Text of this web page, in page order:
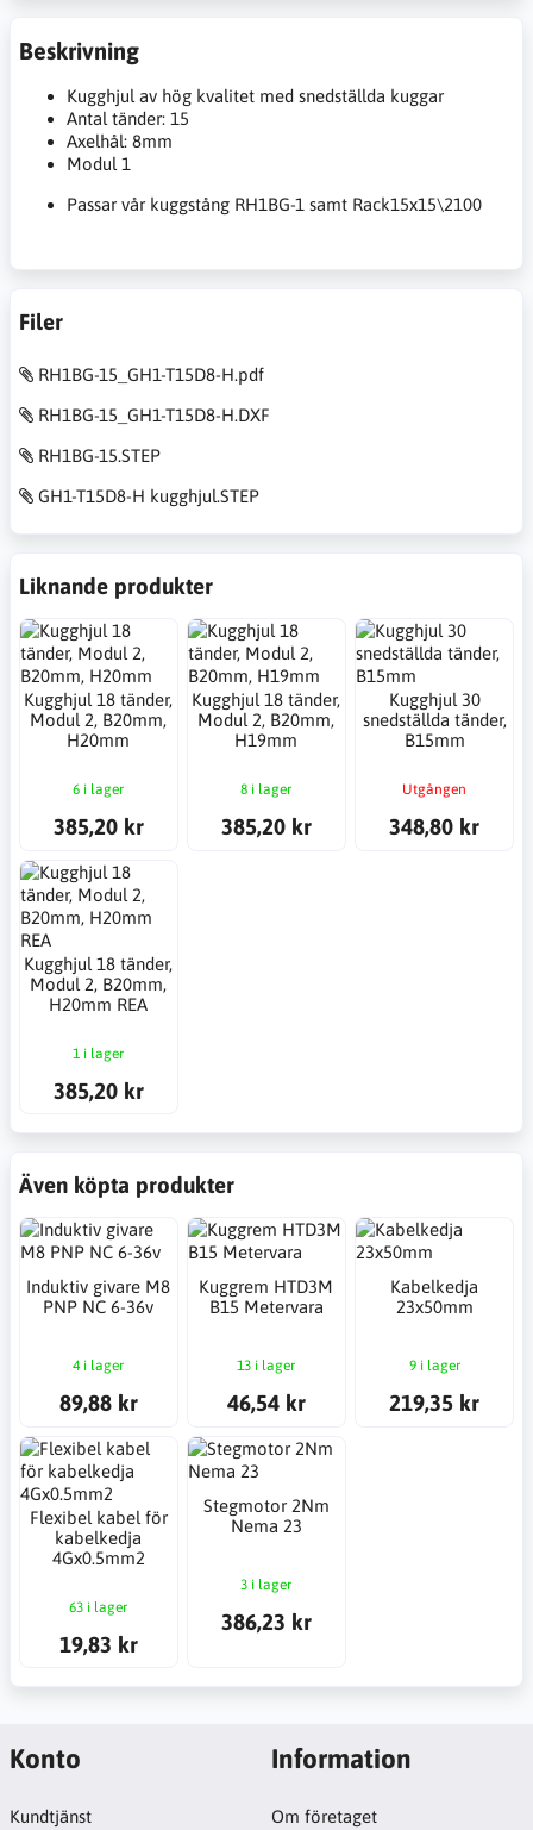
Beskrivning
Kugghjul av hög kvalitet med snedställda kuggar
Antal tänder: 15
Axelhål: 8mm
Modul 1
Passar vår kuggstång RH1BG-1 samt Rack15x15\2100
Filer
RH1BG-15_GH1-T15D8-H.pdf
RH1BG-15_GH1-T15D8-H.DXF
RH1BG-15.STEP
GH1-T15D8-H kugghjul.STEP
Liknande produkter
Kugghjul 18 tänder,
Modul 2, B20mm,
H20mm
6 i lager
385,20 kr
Kugghjul 18 tänder,
Modul 2, B20mm,
H19mm
8 i lager
385,20 kr
Kugghjul 30
snedställda tänder,
B15mm
Utgången
348,80 kr
Kugghjul 18 tänder,
Modul 2, B20mm,
H20mm REA
1 i lager
385,20 kr
Även köpta produkter
Induktiv givare M8
PNP NC 6-36v
4 i lager
89,88 kr
Kuggrem HTD3M
B15 Metervara
13 i lager
46,54 kr
Kabelkedja
23x50mm
9 i lager
219,35 kr
Flexibel kabel för
kabelkedja
4Gx0.5mm2
63 i lager
19,83 kr
Stegmotor 2Nm
Nema 23
3 i lager
386,23 kr
Konto
Kundtjänst
Information
Om företaget